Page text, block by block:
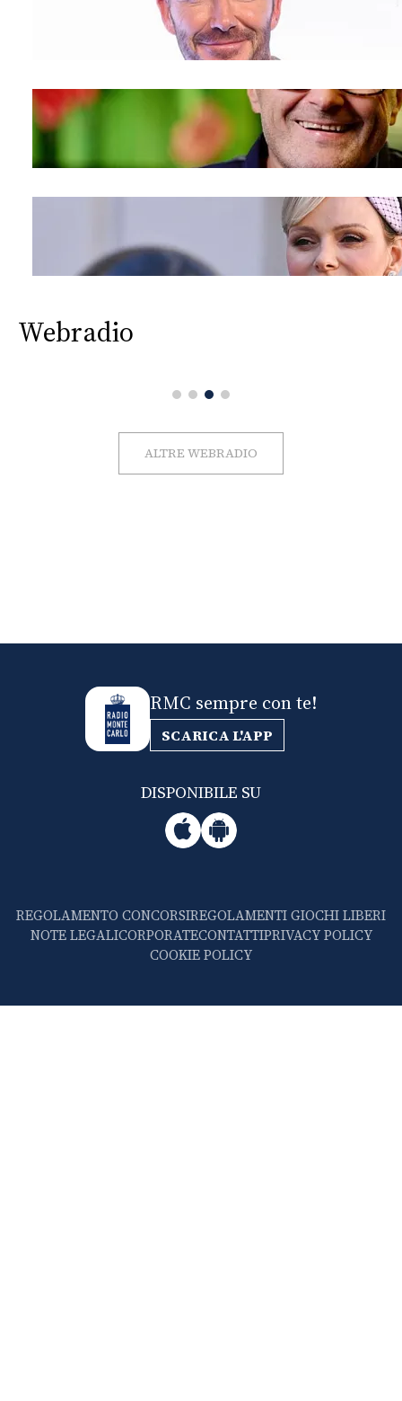
Webradio
ALTRE WEBRADIO
RMC sempre con te!
SCARICA L'APP
DISPONIBILE SU
REGOLAMENTO CONCORSIREGOLAMENTI GIOCHI LIBERI
NOTE LEGALICORPORATECONTATTIPRIVACY POLICY
COOKIE POLICY